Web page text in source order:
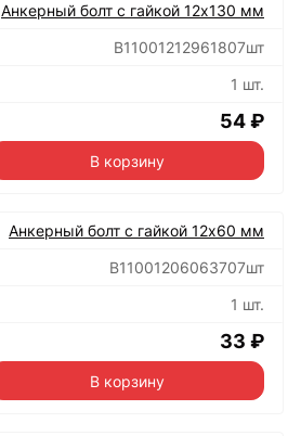
Анкерный болт с гайкой 12х130 мм
B11001212961807шт
1 шт.
54 ₽
В корзину
Анкерный болт с гайкой 12х60 мм
B11001206063707шт
1 шт.
33 ₽
В корзину